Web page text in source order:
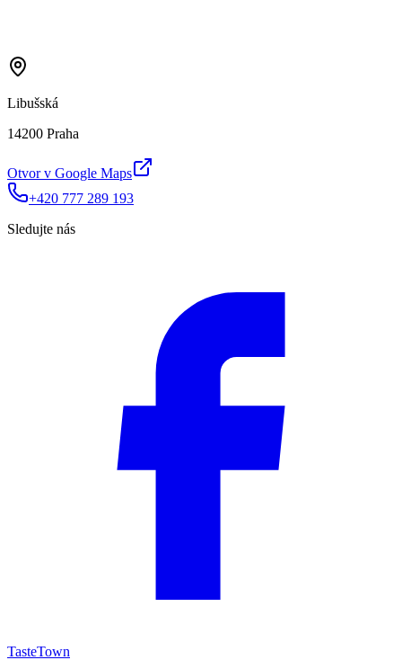
Libušská
14200 Praha
Otvor v Google Maps
+420 777 289 193
Sledujte nás
TasteTown